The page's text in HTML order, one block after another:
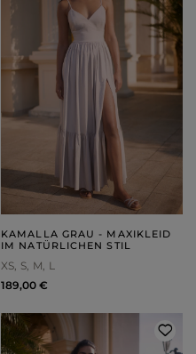
KAMALLA GRAU - MAXIKLEID
IM NATÜRLICHEN STIL
XS S M L
189,00 €